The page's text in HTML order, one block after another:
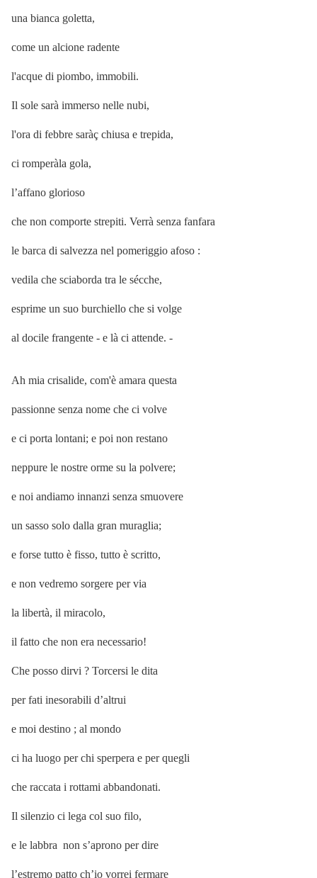
una bianca goletta,
come un alcione radente
l'acque di piombo, immobili.
Il sole sarà immerso nelle nubi,
l'ora di febbre saràç chiusa e trepida,
ci romperàla gola,
l’affano glorioso
che non comporte strepiti. Verrà senza fanfara
le barca di salvezza nel pomeriggio afoso :
vedila che sciaborda tra le sécche,
esprime un suo burchiello che si volge
al docile frangente - e là ci attende. -
Ah mia crisalide, com'è amara questa
passionne senza nome che ci volve
e ci porta lontani; e poi non restano
neppure le nostre orme su la polvere;
e noi andiamo innanzi senza smuovere
un sasso solo dalla gran muraglia;
e forse tutto è fisso, tutto è scritto,
e non vedremo sorgere per via
la libertà, il miracolo,
il fatto che non era necessario!
Che posso dirvi ? Torcersi le dita
per fati inesorabili d’altrui
e moi destino ; al mondo
ci ha luogo per chi sperpera e per quegli
che raccata i rottami abbandonati.
Il silenzio ci lega col suo filo,
e le labbra non s’aprono per dire
l’estremo patto ch’io vorrei fermare